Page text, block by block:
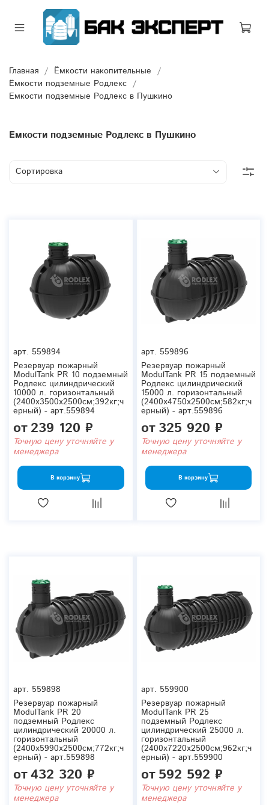
Главная
Ёмкости накопительные
Ёмкости подземные Родлекс
Емкости подземные Родлекс в Пушкино
Емкости подземные Родлекс в Пушкино
арт. 559894
Резервуар пожарный
ModulTank PR 10 подземный
Родлекс цилиндрический
10000 л. горизонтальный
(2400x3500x2500см;392кг;ч
ерный) - арт.559894
от239 120 ₽
Точную цену уточняйте у
менеджера
В корзину
арт. 559896
Резервуар пожарный
ModulTank PR 15 подземный
Родлекс цилиндрический
15000 л. горизонтальный
(2400x4750x2500см;582кг;ч
ерный) - арт.559896
от325 920 ₽
Точную цену уточняйте у
менеджера
В корзину
арт. 559898
Резервуар пожарный
ModulTank PR 20
подземный Родлекс
цилиндрический 20000 л.
горизонтальный
(2400x5990x2500см;772кг;ч
ерный) - арт.559898
от432 320 ₽
Точную цену уточняйте у
менеджера
арт. 559900
Резервуар пожарный
ModulTank PR 25
подземный Родлекс
цилиндрический 25000 л.
горизонтальный
(2400x7220x2500см;962кг;ч
ерный) - арт.559900
от592 592 ₽
Точную цену уточняйте у
менеджера